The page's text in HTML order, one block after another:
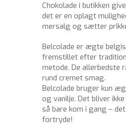
Chokolade i butikken
det er en oplagt
mersalg og sætter
Belcolade er ægte
fremstillet efter
metode. De allerbedste
rund cremet smag.
Belcolade bruger kun
og vanilje. Det bliver
så bare kom i gang –
fortryde!